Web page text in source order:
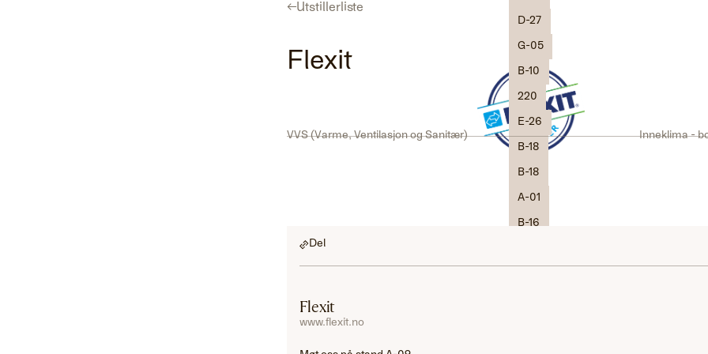
←Utstillerliste
Flexit
D-27
G-05
B-10
220
E-26
B-18
B-18
A-01
B-16
VVS (Varme, Ventilasjon og Sanitær) Inneklima -
Del
Flexit
www.flexit.no